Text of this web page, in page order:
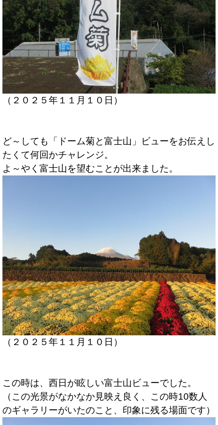
（２０２５年１１月１０日）
ど～しても「ドーム菊と富士山」ビューをお伝えし
たくて何回かチャレンジ。
よ～やく富士山を望むことが出来ました。
（２０２５年１１月１０日）
この時は、西日が眩しい富士山ビューでした。
（この光景がなかなか見映え良く、この時10数人
のギャラリーがいたのこと、印象に残る場面です）